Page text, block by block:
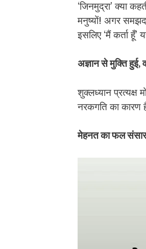
‘जिनमुद्रा’ क्या
मनुष्यों! अगर
इसलिए ‘मैं कर्ता हूँ’
अज्ञान से मुक्ति हुई,
शुक्लध्यान प्रत्यक्ष
नरकगति का कारण
मेहनत का फल संसार